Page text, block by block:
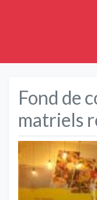
Fond de
matriels